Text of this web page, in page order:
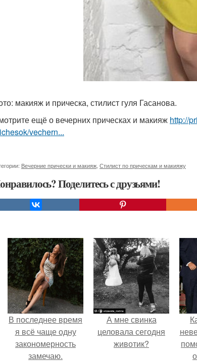
макияж и прическа, стилист гуля Гасанова.
ещё о вечерних прическах и макияж http://
vechern...
Вечерние прически и макияж Стилист по прическам и макияжу
Поделитесь с друзьями!
В последнее время
я всё чаще одну
закономерность
замечаю.
А мне свинка
целовала сегодня
животик?